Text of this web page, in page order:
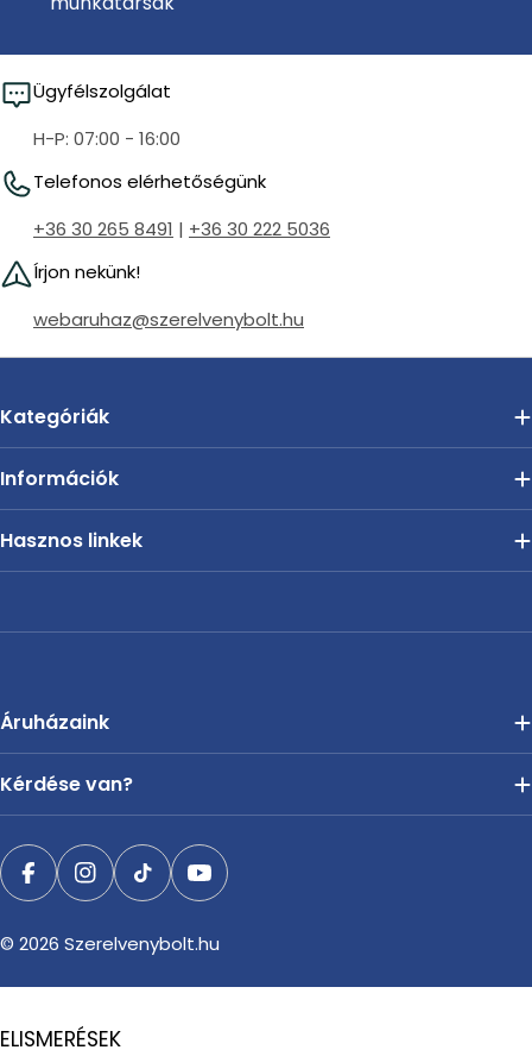
Ügyfélszolgálat
H-P: 07:00 - 16:00
Telefonos elérhetőségünk
+36 30 265 8491 | +36 30 222 5036
Írjon nekünk!
webaruhaz@szerelvenybolt.hu
Kategóriák
Információk
Hasznos linkek
Áruházaink
Kérdése van?
FacebookInstagram
TikTokYouTube
© 2026 Szerelvenybolt.hu
ELISMERÉSEK